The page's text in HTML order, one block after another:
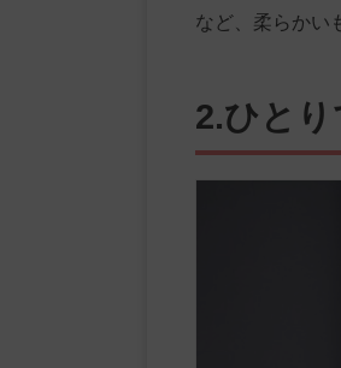
など、柔らかい
2.ひと